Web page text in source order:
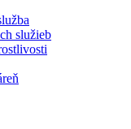
služieb